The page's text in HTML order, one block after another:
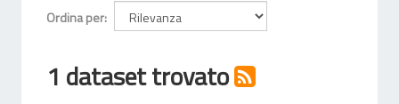
Ordina per
1 dataset trovato